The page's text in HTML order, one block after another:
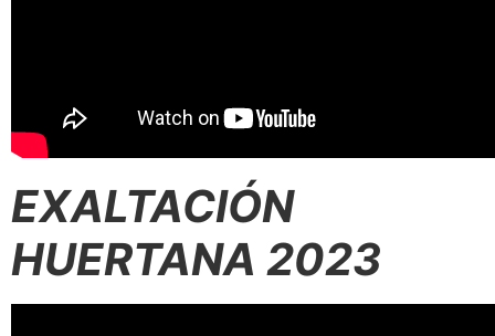
EXALTACIÓN
HUERTANA 2023